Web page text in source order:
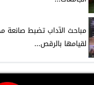
مباحث الآداب تضبط صانعة
لقيامها بالرقص...